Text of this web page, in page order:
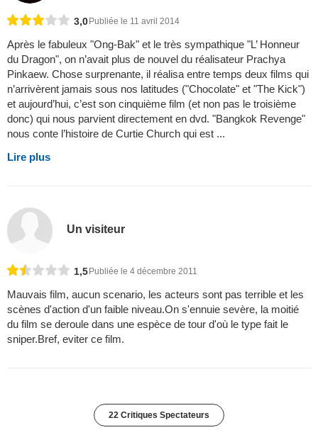
3,0 Publiée le 11 avril 2014
Après le fabuleux "Ong-Bak" et le très sympathique "L’ Honneur
du Dragon", on n’avait plus de nouvel du réalisateur Prachya
Pinkaew. Chose surprenante, il réalisa entre temps deux films qui
n’arrivèrent jamais sous nos latitudes ("Chocolate" et "The Kick")
et aujourd’hui, c’est son cinquième film (et non pas le troisième
donc) qui nous parvient directement en dvd. "Bangkok Revenge"
nous conte l’histoire de Curtie Church qui est ...
Lire plus
Un visiteur
1,5Publiée le 4 décembre 2011
Mauvais film, aucun scenario, les acteurs sont pas terrible et les
scènes d'action d'un faible niveau.On s'ennuie sevère, la moitié
du film se deroule dans une espèce de tour d'où le type fait le
sniper.Bref, eviter ce film.
22 Critiques Spectateurs